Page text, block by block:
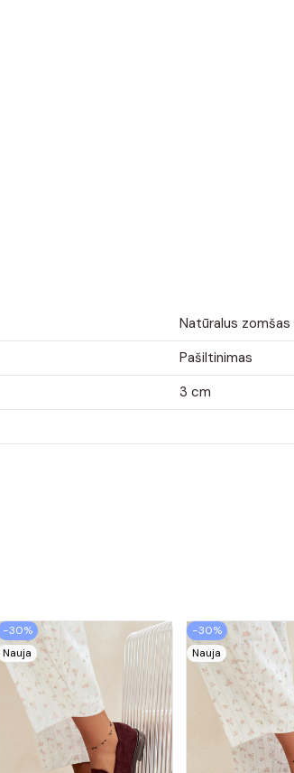
Natūralus zomšas
Pašiltinimas
3 cm
−30%
Nauja
−30%
Nauja